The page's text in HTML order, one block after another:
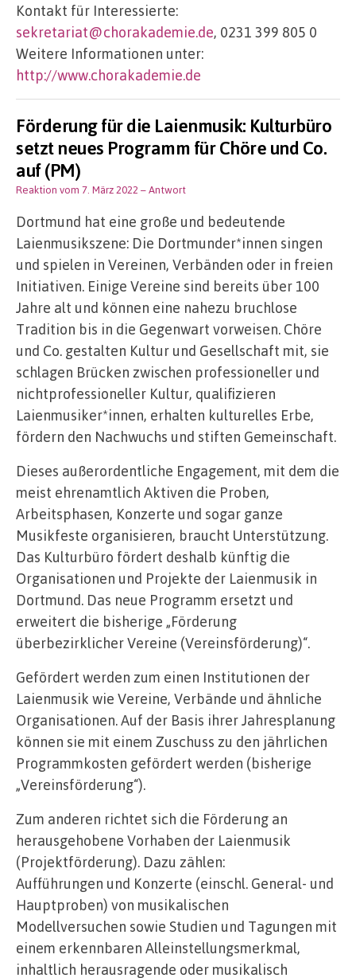
Kontakt für Interessierte:
sekretariat@chorakademie.de, 0231 399 805 0
Weitere Informationen unter:
http://www.chorakademie.de
Förderung für die Laienmusik: Kulturbüro
setzt neues Programm für Chöre und Co.
auf (PM)
Reaktion vom 7. März 2022 – Antwort
Dortmund hat eine große und bedeutende
Laienmusikszene: Die Dortmunder*innen singen
und spielen in Vereinen, Verbänden oder in freien
Initiativen. Einige Vereine sind bereits über 100
Jahre alt und können eine nahezu bruchlose
Tradition bis in die Gegenwart vorweisen. Chöre
und Co. gestalten Kultur und Gesellschaft mit, sie
schlagen Brücken zwischen professioneller und
nichtprofessioneller Kultur, qualifizieren
Laienmusiker*innen, erhalten kulturelles Erbe,
fördern den Nachwuchs und stiften Gemeinschaft.
Dieses außerordentliche Engagement, mit dem die
meist ehrenamtlich Aktiven die Proben,
Arbeitsphasen, Konzerte und sogar ganze
Musikfeste organisieren, braucht Unterstützung.
Das Kulturbüro fördert deshalb künftig die
Organisationen und Projekte der Laienmusik in
Dortmund. Das neue Programm ersetzt und
erweitert die bisherige „Förderung
überbezirklicher Vereine (Vereinsförderung)“.
Gefördert werden zum einen Institutionen der
Laienmusik wie Vereine, Verbände und ähnliche
Organisationen. Auf der Basis ihrer Jahresplanung
können sie mit einem Zuschuss zu den jährlichen
Programmkosten gefördert werden (bisherige
„Vereinsförderung“).
Zum anderen richtet sich die Förderung an
herausgehobene Vorhaben der Laienmusik
(Projektförderung). Dazu zählen:
Aufführungen und Konzerte (einschl. General- und
Hauptproben) von musikalischen
Modellversuchen sowie Studien und Tagungen mit
einem erkennbaren Alleinstellungsmerkmal,
inhaltlich herausragende oder musikalisch